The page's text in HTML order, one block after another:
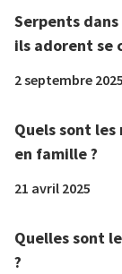
Serpents
ils adorent se
2 septembre 2025
Quels sont
en famille ?
21 avril 2025
Quelles sont
?